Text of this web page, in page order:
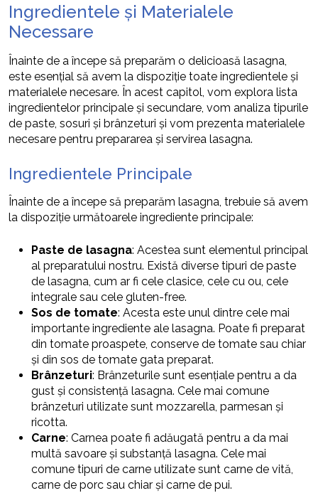
Ingredientele și Materialele
Necessare
Înainte de a începe să preparăm o delicioasă lasagna,
este esențial să avem la dispoziție toate ingredientele și
materialele necesare. În acest capitol, vom explora lista
ingredientelor principale și secundare, vom analiza tipurile
de paste, sosuri și brânzeturi și vom prezenta materialele
necesare pentru prepararea și servirea lasagna.
Ingredientele Principale
Înainte de a începe să preparăm lasagna, trebuie să avem
la dispoziție următoarele ingrediente principale:
Paste de lasagna: Acestea sunt elementul principal
al preparatului nostru. Există diverse tipuri de paste
de lasagna, cum ar fi cele clasice, cele cu ou, cele
integrale sau cele gluten-free.
Sos de tomate: Acesta este unul dintre cele mai
importante ingrediente ale lasagna. Poate fi preparat
din tomate proaspete, conserve de tomate sau chiar
și din sos de tomate gata preparat.
Brânzeturi: Brânzeturile sunt esențiale pentru a da
gust și consistență lasagna. Cele mai comune
brânzeturi utilizate sunt mozzarella, parmesan și
ricotta.
Carne: Carnea poate fi adăugată pentru a da mai
multă savoare și substanță lasagna. Cele mai
comune tipuri de carne utilizate sunt carne de vită,
carne de porc sau chiar și carne de pui.